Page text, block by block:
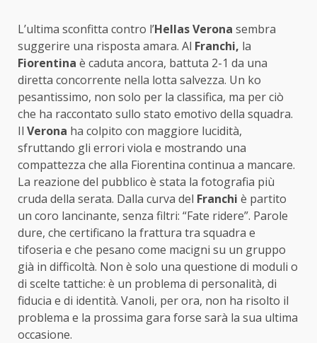
L’ultima sconfitta contro l’HellasVerona sembra
suggerire una risposta amara. Al Franchi, la
Fiorentina è caduta ancora, battuta 2-1 da una
diretta concorrente nella lotta salvezza. Un ko
pesantissimo, non solo per la classifica, ma per ciò
che ha raccontato sullo stato emotivo della squadra.
Il Verona ha colpito con maggiore lucidità,
sfruttando gli errori viola e mostrando una
compattezza che alla Fiorentina continua a mancare.
La reazione del pubblico è stata la fotografia più
cruda della serata. Dalla curva del Franchi è partito
un coro lancinante, senza filtri: “Fate ridere”. Parole
dure, che certificano la frattura tra squadra e
tifoseria e che pesano come macigni su un gruppo
già in difficoltà. Non è solo una questione di moduli o
di scelte tattiche: è un problema di personalità, di
fiducia e di identità. Vanoli, per ora, non ha risolto il
problema e la prossima gara forse sarà la sua ultima
occasione.